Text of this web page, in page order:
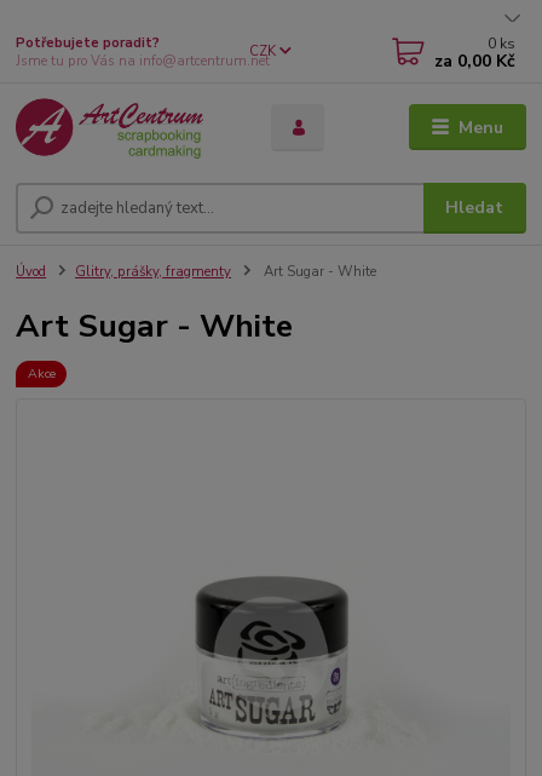
Menu
CZK
Hledat
Potřebujete poradit?
Jsme tu pro Vás na info@artcentrum.net
0 ks
za 0,00 Kč
Úvod Glitry, prášky, fragmenty Art Sugar - White
Art Sugar - White
Akce